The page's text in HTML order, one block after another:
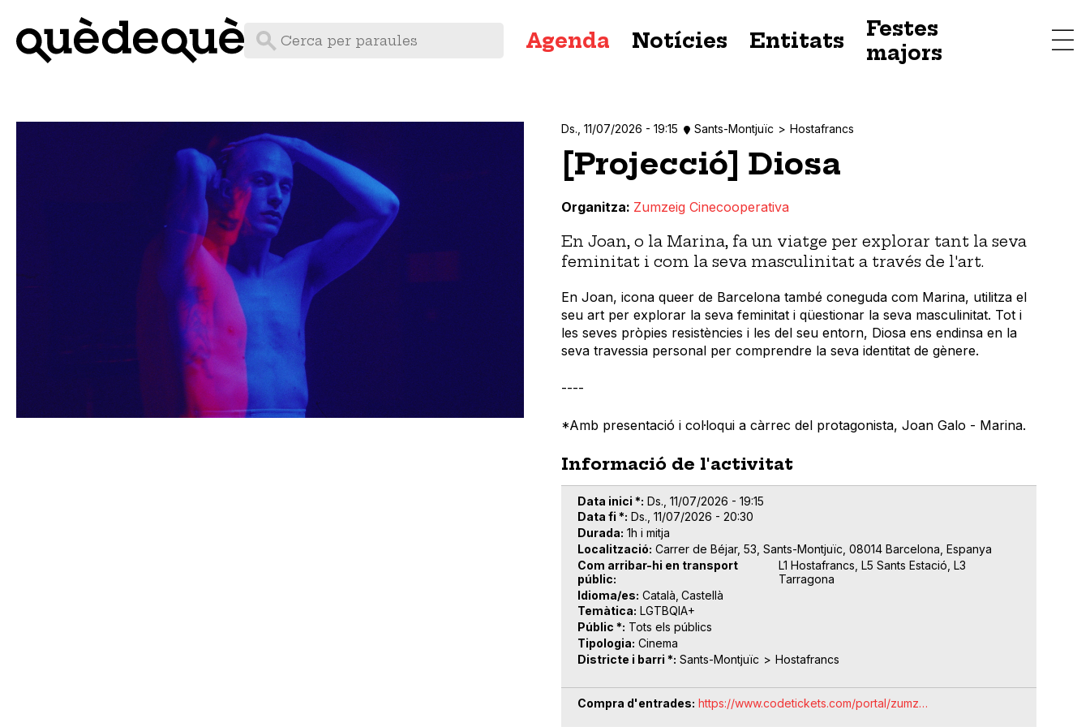
principal
Agenda Notícies Entitats
Festes
majors
Ds., 11/07/2026 - 19:15 Sants-Montjuïc Hostafrancs
[Projecció] Diosa
Organitza Zumzeig Cinecooperativa
En Joan, o la Marina, fa un viatge per explorar tant la seva
feminitat i com la seva masculinitat a través de l'art.
En Joan, icona queer de Barcelona també coneguda com Marina, utilitza el
seu art per explorar la seva feminitat i qüestionar la seva masculinitat. Tot i
les seves pròpies resistències i les del seu entorn, Diosa ens endinsa en la
seva travessia personal per comprendre la seva identitat de gènere.
----
*Amb presentació i col·loqui a càrrec del protagonista, Joan Galo - Marina.
Informació de l'activitat
Data inici * Ds., 11/07/2026 - 19:15
Data fi * Ds., 11/07/2026 - 20:30
Durada 1h i mitja
Localització Carrer de Béjar, 53, Sants-Montjuïc, 08014 Barcelona, Espanya
Com arribar-hi en transport
públic
L1 Hostafrancs, L5 Sants Estació, L3
Tarragona
Idioma/es Català Castellà
Temàtica LGTBQIA+
Públic * Tots els públics
Tipologia Cinema
Districte i barri * Sants-Montjuïc Hostafrancs
Compra d'entrades https://www.codetickets.com/portal/zumz…